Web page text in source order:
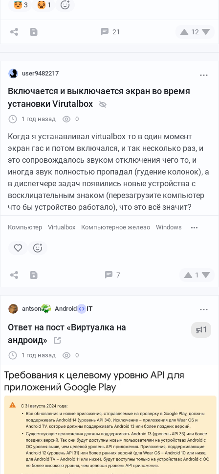
3 1
21 12
user9482217
Включается и выключается экран во время
установки Virutalbox
1 год назад 0
Когда я устанавливал virtualbox то в один момент
экран гас и потом включался, и так несколько раз, и
это сопровождалось звуком отключения чего то, и
иногда звук полностью пропадал (гудение колонок), а
в диспетчере задач появились новые устройства с
восклицательным знаком (перезагрузите компьютер
что бы устройство работало), что это всё значит?
Компьютер Virtualbox Компьютерное железо Windows
7 1
antson Android IT
Ответ на пост «Виртуалка на
андроид»
1
1 год назад 0